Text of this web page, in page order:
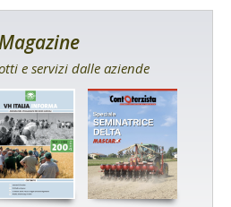
e servizi dalle aziende